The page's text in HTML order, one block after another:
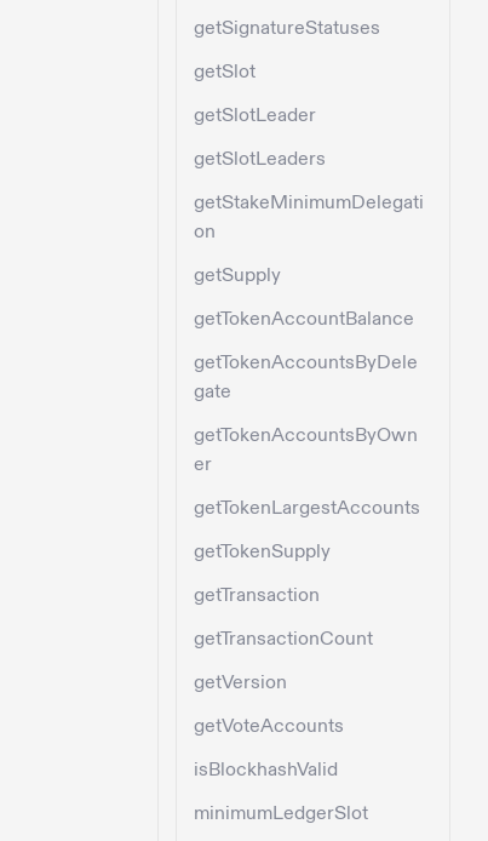
getSignatureStatuses
getSlot
getSlotLeader
getSlotLeaders
getStakeMinimumDelegati
on
getSupply
getTokenAccountBalance
getTokenAccountsByDele
gate
getTokenAccountsByOwn
er
getTokenLargestAccounts
getTokenSupply
getTransaction
getTransactionCount
getVersion
getVoteAccounts
isBlockhashValid
minimumLedgerSlot